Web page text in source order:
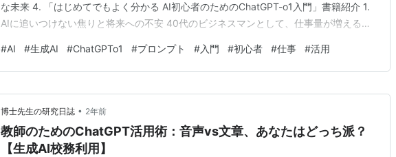
な未来 4. 「はじめてでもよく分かる AI初心者のためのChatGPT-o1入門」書籍紹介 1.
AIに追いつけない焦りと将来への不安 40代のビジネスマンとして、仕事量が増える一
術に対する理解が進まないまま、周りの若手が次々と成果を出してい…
#AI #生成AI #ChatGPTo1 #プロンプト #入門 #初心者 #仕事 #活用
博士先生の研究日誌 • 2年前
教師のためのChatGPT活用術：音声vs文章、あなたはどっち派？
【生成AI校務利用】